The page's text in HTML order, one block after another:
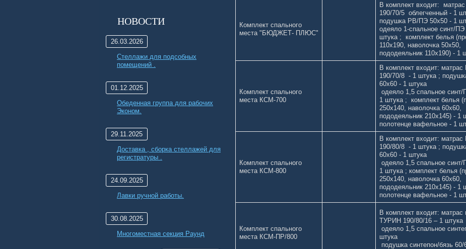
Комплект спального
места "БЮДЖЕТ- ПЛЮС"
В комплект входит:
190/70/5 облегченный - 1
подушка РВ/ПЭ 50х50 - 1
одеяло 1-спальное синт/ПЭ
штука ; комплект белья
110х190, наволочка 50х50,
пододеяльник 110х190) - 1
Комплект спального
места КСМ-700
В комплект входит:
190/70/8 - 1 штука ;
60х60 - 1 штука
одеяло 1,5 спальное синт/
1 штука ; комплект белья
250х140, наволочка 60х60,
пододеяльник 210х145) - 1
полотенце вафельное - 1
Комплект спального
места КСМ-800
В комплект входит:
190/80/8 - 1 штука ;
60х60 - 1 штука
одеяло 1,5 спальное синт/
1 штука ; комплект белья
250х140, наволочка 60х60,
пододеяльник 210х145) - 1
полотенце вафельное - 1
Комплект спального
места КСМ-ПР/800
В комплект входит: матрас
ТУРИН 190/80/16 – 1 штука
одеяло 1,5 спальное
штука
подушка синтепон/бязь
НОВОСТИ
26.03.2026
Стеллажи для подсобных
помещений .
01.12.2025
Обеденная группа для рабочих
Эконом.
29.11.2025
Доставка , сборка стеллажей для
регистратуры .
24.09.2025
Лавки ручной работы.
30.08.2025
Многоместная секция Раунд